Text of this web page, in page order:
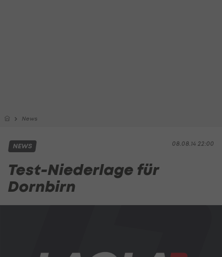
News
08.08.14 22:00
NEWS
Test-Niederlage für
Dornbirn